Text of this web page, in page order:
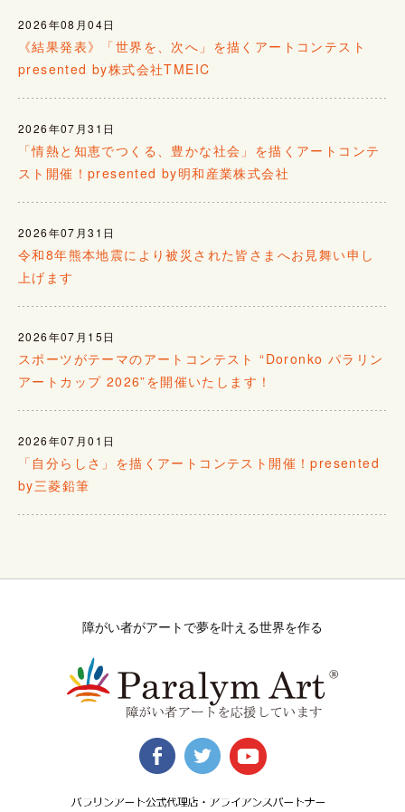
2026年08月04日
《結果発表》「世界を、次へ」を描くアートコンテスト
presented by株式会社TMEIC
2026年07月31日
「情熱と知恵でつくる、豊かな社会」を描くアートコンテ
スト開催！presented by明和産業株式会社
2026年07月31日
令和8年熊本地震により被災された皆さまへお見舞い申し
上げます
2026年07月15日
スポーツがテーマのアートコンテスト “Doronko パラリン
アートカップ 2026”を開催いたします！
2026年07月01日
「自分らしさ」を描くアートコンテスト開催！presented
by三菱鉛筆
障がい者がアートで夢を叶える世界を作る